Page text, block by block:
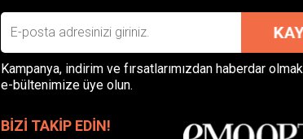
Kampanya, indirim ve fırsatlarımızdan haberdar
e-bültenimize üye olun.
BİZİ TAKİP EDİN!